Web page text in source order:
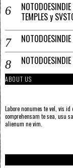
TEMPLES y
ABOUT US
Labore nonumes te vel, vis
comprehensam te sea, usu
alienum ne vim.